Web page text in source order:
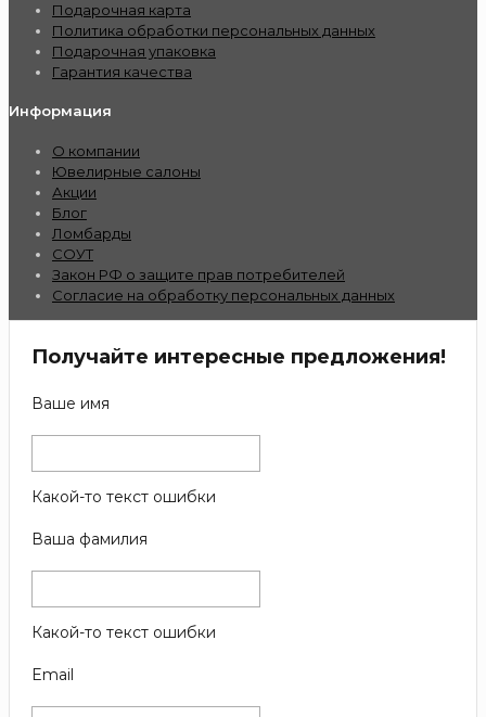
Подарочная карта
Политика обработки персональных данных
Подарочная упаковка
Гарантия качества
Информация
О компании
Ювелирные салоны
Акции
Блог
Ломбарды
СОУТ
Закон РФ о защите прав потребителей
Согласие на обработку персональных данных
Получайте интересные предложения!
Ваше имя
Какой-то текст ошибки
Ваша фамилия
Какой-то текст ошибки
Email